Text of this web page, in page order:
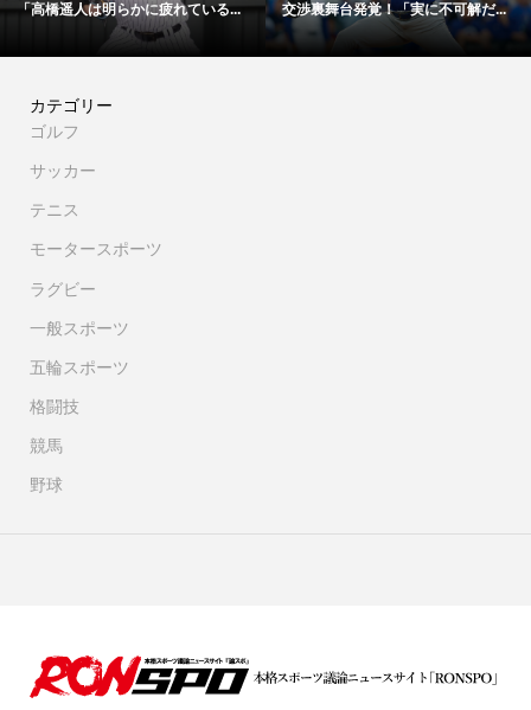
ている... 交渉裏舞台発覚！「実に不可解だ... 「48時間以内にサイン
カテゴリー
ゴルフ
サッカー
テニス
モータースポーツ
ラグビー
一般スポーツ
五輪スポーツ
格闘技
競馬
野球